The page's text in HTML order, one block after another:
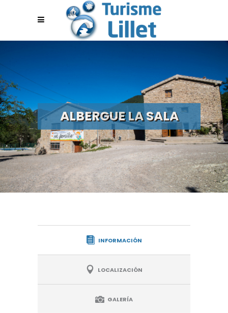
ALBERGUE LA SALA
INFORMACIÓN
LOCALIZACIÓN
GALERÍA